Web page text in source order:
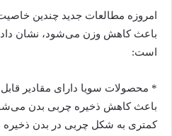
امروزه مطالعات جدید چندین
باعث کاهش وزن می‌شود، نشان
است:
* محصولات سویا دارای مقادیر
باعث کاهش ذخیره چربی بدن
کمتری به شکل چربی در بدن